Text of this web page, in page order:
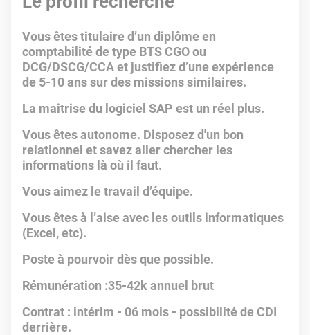
Vous êtes titulaire d’un diplôme en
comptabilité de type BTS CGO ou
DCG/DSCG/CCA et justifiez d’une expérience
de 5-10 ans sur des missions similaires.
La maitrise du logiciel SAP est un réel plus.
Vous êtes autonome. Disposez d'un bon
relationnel et savez aller chercher les
informations là où il faut.
Vous aimez le travail d’équipe.
Vous êtes à l’aise avec les outils informatiques
(Excel, etc).
Poste à pourvoir dès que possible.
Rémunération :35-42k annuel brut
Contrat : intérim - 06 mois - possibilité de CDI
derrière.